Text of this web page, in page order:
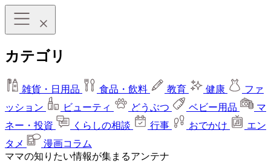
カテゴリ
雑貨・日用品 食品・飲料 教育 健康
ファ
ッション
ビューティ どうぶつ ベビー用品
マ
ネー・投資
くらしの相談 行事 おでかけ
エン
タメ
漫画コラム
ママの知りたい情報が集まるアンテナ